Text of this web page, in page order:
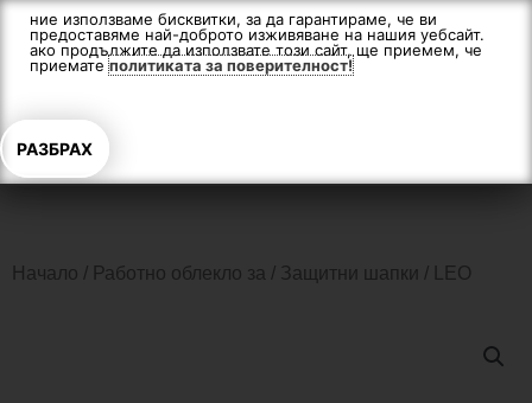
content
Начало / Работно облекло за / Защитни шапки / LEO
ние използваме бисквитки, за да гарантираме, че ви
предоставяме най-доброто изживяване на нашия уебсайт.
ако продължите да използвате този сайт, ще приемем, че
приематеполитиката за поверителност!
РАЗБРАХ